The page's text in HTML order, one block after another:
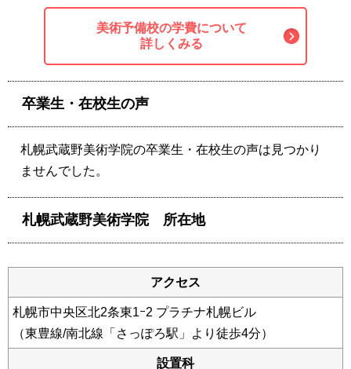
美術予備校の学費について
詳しくみる
卒業生・在校生の声
札幌武蔵野美術学院の卒業生・在校生の声は見つかり
ませんでした。
札幌武蔵野美術学院 所在地
アクセス
札幌市中央区北2条東1ｰ2 プラチナ札幌ビル
（東豊線/南北線「さっぽろ駅」より徒歩4分）
設置科